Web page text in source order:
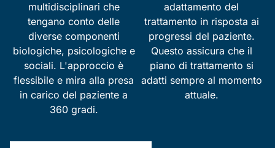
multidisciplinari che
tengano conto delle
diverse componenti
biologiche, psicologiche e
sociali. L'approccio è
flessibile e mira alla presa
in carico del paziente a
360 gradi.
adattamento del
trattamento in risposta ai
progressi del paziente.
Questo assicura che il
piano di trattamento si
adatti sempre al momento
attuale.